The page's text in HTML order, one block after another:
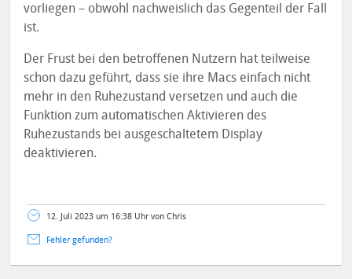
vorliegen – obwohl nachweislich das Gegenteil der Fall
ist.
Der Frust bei den betroffenen Nutzern hat teilweise
schon dazu geführt, dass sie ihre Macs einfach nicht
mehr in den Ruhezustand versetzen und auch die
Funktion zum automatischen Aktivieren des
Ruhezustands bei ausgeschaltetem Display
deaktivieren.
12. Juli 2023 um 16:38 Uhr von Chris
Fehler gefunden?